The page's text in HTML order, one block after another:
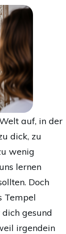
auf, in der
dick, zu
wenig
lernen
Doch
Tempel
gesund
irgendein